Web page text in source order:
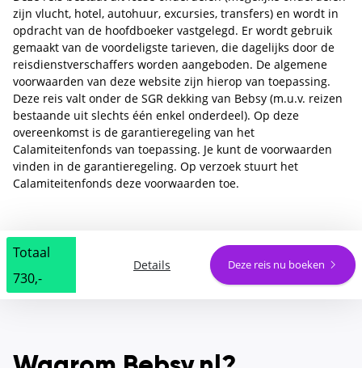
zijn vlucht, hotel, autohuur, excursies, transfers) en wordt in
opdracht van de hoofdboeker vastgelegd. Er wordt gebruik
gemaakt van de voordeligste tarieven, die dagelijks door de
reisdienstverschaffers worden aangeboden. De algemene
voorwaarden van deze website zijn hierop van toepassing.
Deze reis valt onder de SGR dekking van Bebsy (m.u.v. reizen
bestaande uit slechts één enkel onderdeel). Op deze
overeenkomst is de garantieregeling van het
Calamiteitenfonds van toepassing. Je kunt de voorwaarden
vinden in de garantieregeling. Op verzoek stuurt het
Calamiteitenfonds deze voorwaarden toe.
Totaal
730,-
Details Deze reis nu boeken